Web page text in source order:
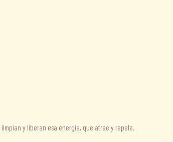
y liberan esa energía, que atrae y repele.